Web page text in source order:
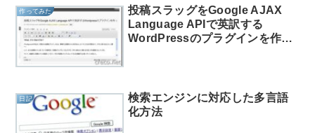
作ってみた
投稿スラッグをGoogle AJAX
Language APIで英訳する
WordPressのプラグインを作っ
日記
検索エンジンに対応した多言語
化方法